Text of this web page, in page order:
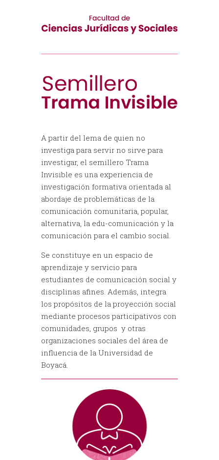
A partir del lema de quien no
investiga para servir no sirve para
investigar, el semillero Trama
Invisible es una experiencia de
investigación formativa orientada al
abordaje de problemáticas de la
comunicación comunitaria, popular,
alternativa, la edu-comunicación y la
comunicación para el cambio social.
Se constituye en un espacio de
aprendizaje y servicio para
estudiantes de comunicación social y
disciplinas afines. Además, integra
los propósitos de la proyección social
mediante procesos participativos con
comunidades, grupos y otras
organizaciones sociales del área de
influencia de la Universidad de
Boyacá.